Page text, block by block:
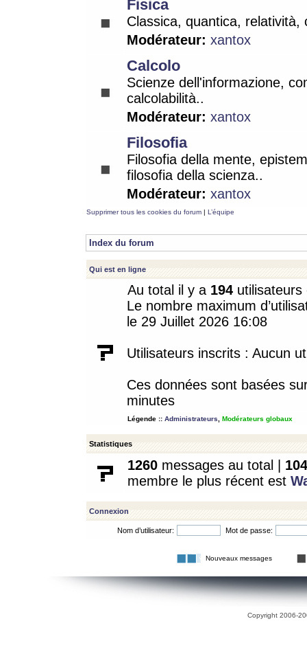
Fisica
Classica, quantica, relatività,
Modérateur: xantox
Calcolo
Scienze dell'informazione,
calcolabilità..
Modérateur: xantox
Filosofia
Filosofia della mente,
filosofia della scienza..
Modérateur: xantox
Supprimer tous les cookies du forum | L’équipe
Index du forum
Qui est en ligne
Au total il y a 194
Le nombre maximum
le 29 Juillet 2026 16:08
Utilisateurs inscrits : Aucun
Ces données sont basées
minutes
Légende :: Administrateurs Modérateurs globaux
Statistiques
1260 messages au total | 104
membre le plus récent est
Connexion
Nom d’utilisateur: Mot de passe:
Nouveaux messages
Copyright 2006-